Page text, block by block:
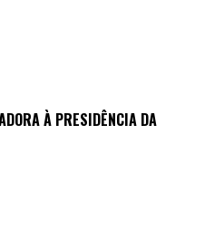
À PRESIDÊNCIA DA